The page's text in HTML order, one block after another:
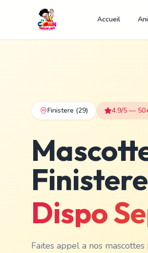
Accueil
Finistere (29) 4.9/5 —
Dispo
Faites appel a nos